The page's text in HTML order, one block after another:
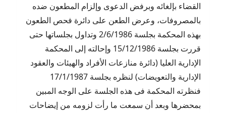
القضاء بإلغائه وبرفض الدعوى وإلزام المطعون ضده
بالمصروفات، وعرض الطعن على دائرة فحص الطعون
بهذه المحكمة بجلسة 2/6/1986 وتداول بجلساتها حتى
قررت بجلسة 15/12/1986 وإحالته إلى المحكمة
الإدارية العليا (دائرة منازعات الأفراد والهيئات والعقود
الإدارية والتعويضات) لنظره بجلسة 17/1/1987
فنظرته المحكمة فى هذه الجلسة على الوجه المبين
بمحضرها وبعد أن سمعت ما رأت لزومه من إيضاحات